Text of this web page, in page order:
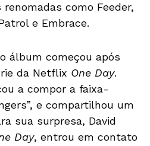
como Feeder,
e Embrace.
álbum começou após
da Netflix One Day.
a compor a faixa-
e compartilhou um
sua surpresa, David
Day, entrou em contato